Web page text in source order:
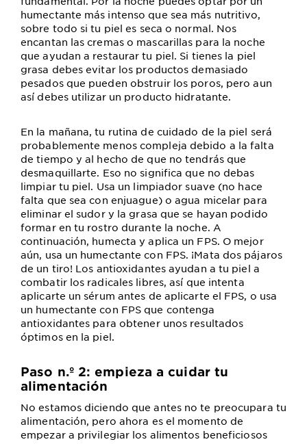
humectante más intenso que sea más nutritivo,
sobre todo si tu piel es seca o normal. Nos
encantan las cremas o mascarillas para la noche
que ayudan a restaurar tu piel. Si tienes la piel
grasa debes evitar los productos demasiado
pesados que pueden obstruir los poros, pero aun
así debes utilizar un producto hidratante.
En la mañana, tu rutina de cuidado de la piel será
probablemente menos compleja debido a la falta
de tiempo y al hecho de que no tendrás que
desmaquillarte. Eso no significa que no debas
limpiar tu piel. Usa un limpiador suave (no hace
falta que sea con enjuague) o agua micelar para
eliminar el sudor y la grasa que se hayan podido
formar en tu rostro durante la noche. A
continuación, humecta y aplica un FPS. O mejor
aún, usa un humectante con FPS. ¡Mata dos pájaros
de un tiro! Los antioxidantes ayudan a tu piel a
combatir los radicales libres, así que intenta
aplicarte un sérum antes de aplicarte el FPS, o usa
un humectante con FPS que contenga
antioxidantes para obtener unos resultados
óptimos en la piel.
Paso n.º 2: empieza a cuidar tu
alimentación
No estamos diciendo que antes no te preocupara tu
alimentación, pero ahora es el momento de
empezar a privilegiar los alimentos beneficiosos